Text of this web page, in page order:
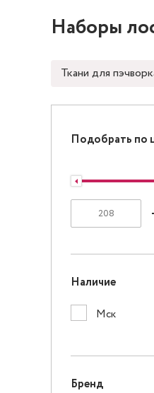
Наборы
Ткани для
Подобрать по
Наличие
Мск
Бренд